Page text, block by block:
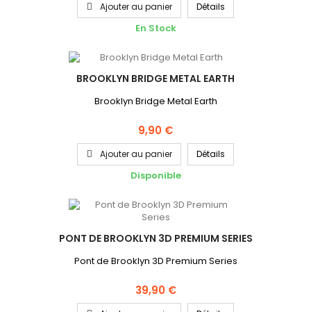
fait ressortir l'aspect brillant du métal. Cette Maquette en
métal nécessite des accessoires adaptés et...
Ajouter au panier Détails
En Stock
BROOKLYN BRIDGE METAL EARTH
Brooklyn Bridge Metal Earth
9,90 €
Ajouter au panier Détails
Disponible
PONT DE BROOKLYN 3D PREMIUM SERIES
Pont de Brooklyn 3D Premium Series
39,90 €